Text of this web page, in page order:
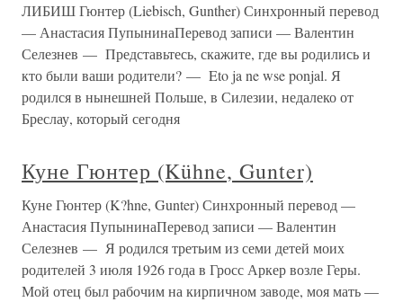
ЛИБИШ Гюнтер (Liebisch, Gunther) Синхронный перевод
— Анастасия ПупынинаПеревод записи — Валентин
Селезнев — Представьтесь, скажите, где вы родились и
кто были ваши родители? — Eto ja ne wse ponjal. Я
родился в нынешней Польше, в Силезии, недалеко от
Бреслау, который сегодня
Куне Гюнтер (Kühne, Gunter)
Куне Гюнтер (K?hne, Gunter) Синхронный перевод —
Анастасия ПупынинаПеревод записи — Валентин
Селезнев — Я родился третьим из семи детей моих
родителей 3 июля 1926 года в Гросс Аркер возле Геры.
Мой отец был рабочим на кирпичном заводе, моя мать —